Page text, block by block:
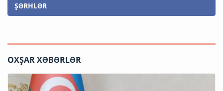
ŞƏRHLƏR
OXŞAR XƏBƏRLƏR